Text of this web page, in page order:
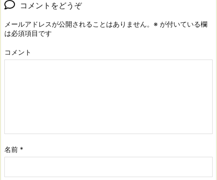
コメントをどうぞ
メールアドレスが公開されることはありません。 ※ が付いている欄
は必須項目です
コメント
名前 *